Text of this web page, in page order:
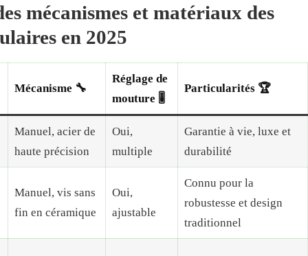
mécanismes et matériaux des
en 2025
Mécanisme 🔧
Réglage de
mouture 🎚️
Particularités 🏆
Manuel, acier de
haute précision
Oui,
multiple
Garantie à vie, luxe et
durabilité
Manuel, vis sans
fin en céramique
Oui,
ajustable
Connu pour la
robustesse et design
traditionnel